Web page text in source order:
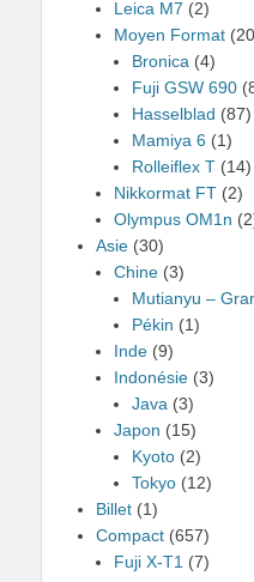
Leica M7 (2)
Moyen Format
Bronica (4)
Fuji GSW 690
Hasselblad (87)
Mamiya 6 (1)
Rolleiflex T (14)
Nikkormat FT (2)
Olympus OM1n
Asie (30)
Chine (3)
Mutianyu –
Pékin (1)
Inde (9)
Indonésie (3)
Java (3)
Japon (15)
Kyoto (2)
Tokyo (12)
Billet (1)
Compact (657)
Fuji X-T1 (7)